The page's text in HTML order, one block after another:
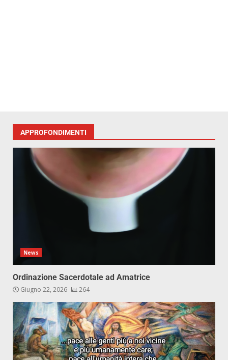
APPROFONDIMENTI
News
Ordinazione Sacerdotale ad Amatrice
Giugno 22, 2026 264